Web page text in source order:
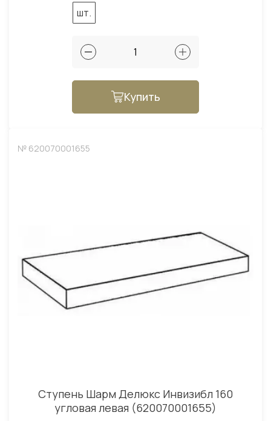
шт.
Купить
№ 620070001655
Ступень Шарм Делюкс Инвизибл 160
угловая левая (620070001655)